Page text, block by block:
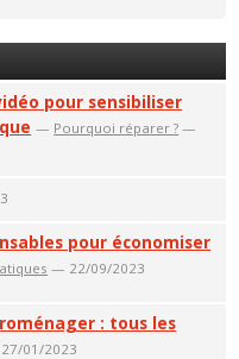
pour sensibiliser
— Pourquoi réparer ? —
pour économiser
— 22/09/2023
: tous les
01/2023